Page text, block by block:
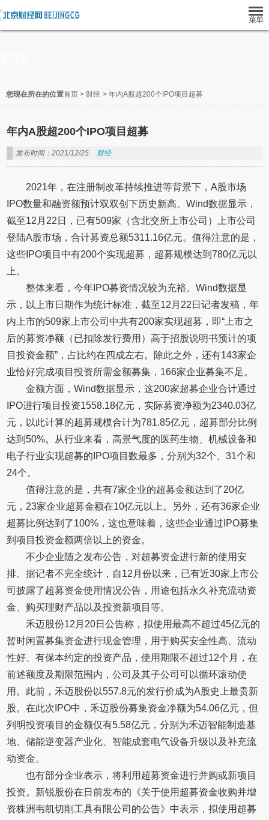
您现在所在的位置首页 > 财经 > 年内A股超200个IPO项目超募
年内A股超200个IPO项目超募
发布时间：2021/12/25 财经
2021年，在注册制改革持续推进等背景下，A股市场
IPO数量和融资额预计双双创下历史新高。Wind数据显示，
截至12月22日，已有509家（含北交所上市公司）上市公司
登陆A股市场，合计募资总额5311.16亿元。值得注意的是，
这些IPO项目中有200个实现超募，超募规模达到780亿元以
上。
整体来看，今年IPO募资情况较为充裕。Wind数据显
示，以上市日期作为统计标准，截至12月22日记者发稿，年
内上市的509家上市公司中共有200家实现超募，即“上市之
后的募资净额（已扣除发行费用）高于招股说明书预计的项
目投资金额”，占比约在四成左右。除此之外，还有143家企
业恰好完成项目投资所需金额募集，166家企业募集不足。
金额方面，Wind数据显示，这200家超募企业合计通过
IPO进行项目投资1558.18亿元，实际募资净额为2340.03亿
元，以此计算的超募规模合计为781.85亿元，超募部分比例
达到50%。从行业来看，高景气度的医药生物、机械设备和
电子行业实现超募的IPO项目数最多，分别为32个、31个和
24个。
值得注意的是，共有7家企业的超募金额达到了20亿
元，23家企业超募金额在10亿元以上。另外，还有36家企业
超募比例达到了100%，这也意味着，这些企业通过IPO募集
到项目投资金额两倍以上的资金。
不少企业随之发布公告，对超募资金进行新的使用安
排。据记者不完全统计，自12月份以来，已有近30家上市公
司披露了超募资金使用情况公告，用途包括永久补充流动资
金、购买理财产品以及投资新项目等。
禾迈股份12月20日公告称，拟使用最高不超过45亿元的
暂时闲置募集资金进行现金管理，用于购买安全性高、流动
性好、有保本约定的投资产品，使用期限不超过12个月，在
前述额度及期限范围内，公司及其子公司可以循环滚动使
用。此前，禾迈股份以557.8元的发行价成为A股史上最贵新
股。在此次IPO中，禾迈股份募集资金净额为54.06亿元，但
列明投资项目的金额仅有5.58亿元，分别为禾迈智能制造基
地、储能逆变器产业化、智能成套电气设备升级以及补充流
动资金。
也有部分企业表示，将利用超募资金进行并购或新项目
投资。新锐股份在日前发布的《关于使用超募资金收购并增
资株洲韦凯切削工具有限公司的公告》中表示，拟使用超募